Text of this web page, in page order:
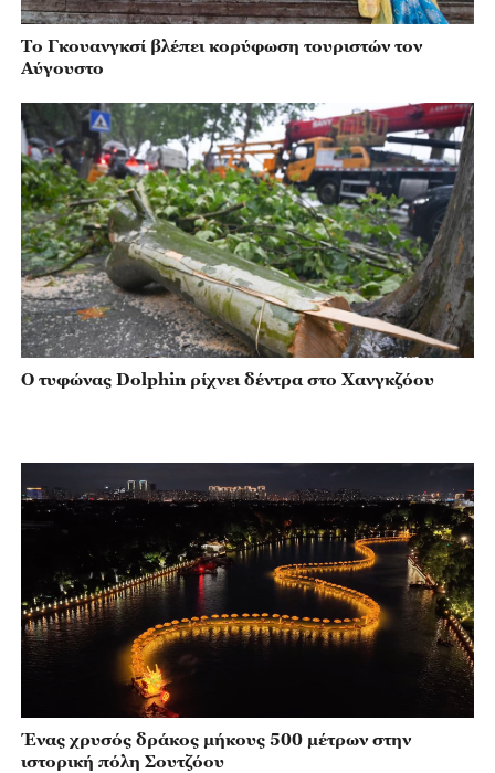
Το Γκουανγκσί βλέπει κορύφωση τουριστών τον
Αύγουστο
Ο τυφώνας Dolphin ρίχνει δέντρα στο Χανγκζόου
Ένας χρυσός δράκος μήκους 500 μέτρων στην
ιστορική πόλη Σουτζόου